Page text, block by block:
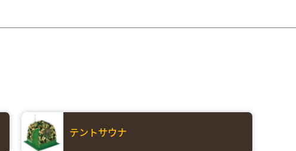
テントサウナ